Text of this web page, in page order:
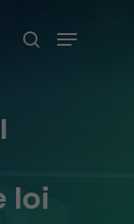
search
Menu
loi